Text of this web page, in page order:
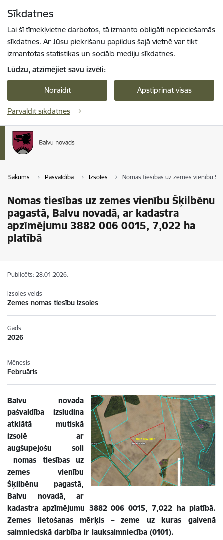
Sīkdatnes
Lai šī tīmekļvietne darbotos, tā izmanto obligāti nepieciešamās
sīkdatnes. Ar Jūsu piekrišanu papildus šajā vietnē var tikt
izmantotas statistikas un sociālo mediju sīkdatnes.
Lūdzu, atzīmējiet savu izvēli:
Noraidīt Apstiprināt visas
Pārvaldīt sīkdatnes
Sākums Pašvaldība Izsoles Nomas tiesības uz zemes vienību
Nomas tiesības uz zemes vienību Šķilbēnu
pagastā, Balvu novadā, ar kadastra
apzīmējumu 3882 006 0015, 7,022 ha
platībā
Publicēts: 28.01.2026.
Izsoles veids
Zemes nomas tiesību izsoles
Gads
2026
Mēnesis
Februāris
Balvu novada
pašvaldība izsludina
atklātā mutiskā
izsolē ar
augšupejošu soli
nomas tiesības uz
zemes vienību
Šķilbēnu pagastā,
Balvu novadā, ar
kadastra apzīmējumu 3882 006 0015, 7,022 ha platībā.
Zemes lietošanas mērķis – zeme uz kuras galvenā
saimnieciskā darbība ir lauksaimniecība (0101).